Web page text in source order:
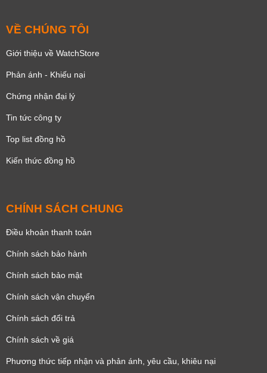
VỀ CHÚNG TÔI
Giới thiệu về WatchStore
Phản ánh - Khiếu nại
Chứng nhận đại lý
Tin tức công ty
Top list đồng hồ
Kiến thức đồng hồ
CHÍNH SÁCH CHUNG
Điều khoản thanh toán
Chính sách bảo hành
Chính sách bảo mật
Chính sách vận chuyển
Chính sách đổi trả
Chính sách về giá
Phương thức tiếp nhận và phản ánh, yêu cầu, khiêu nại